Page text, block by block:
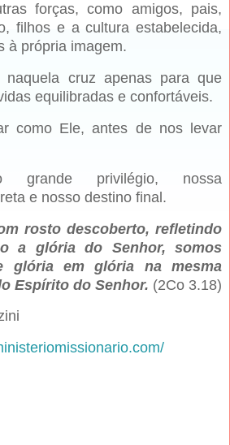
forças, como amigos, pais,
filhos e a cultura estabelecida,
à própria imagem.
naquela cruz apenas para que
equilibradas e confortáveis.
como Ele, antes de nos levar
privilégio, nossa
e nosso destino final.
rosto descoberto, refletindo
a glória do Senhor, somos
glória em glória na mesma
Espírito do Senhor. (2Co 3.18)